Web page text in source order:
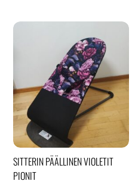
SITTERIN PÄÄLLINEN VIOLETIT
PIONIT